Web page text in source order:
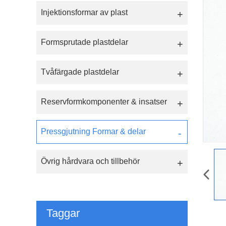
Injektionsformar av plast
Formsprutade plastdelar
Tvåfärgade plastdelar
Reservformkomponenter & insatser
Pressgjutning Formar & delar
Övrig hårdvara och tillbehör
Taggar